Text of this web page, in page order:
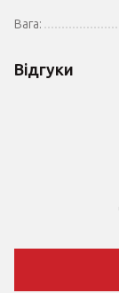
Вага:
Відгуки